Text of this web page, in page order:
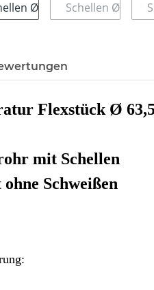
Flexstück Ø
mit Schellen
Schweißen